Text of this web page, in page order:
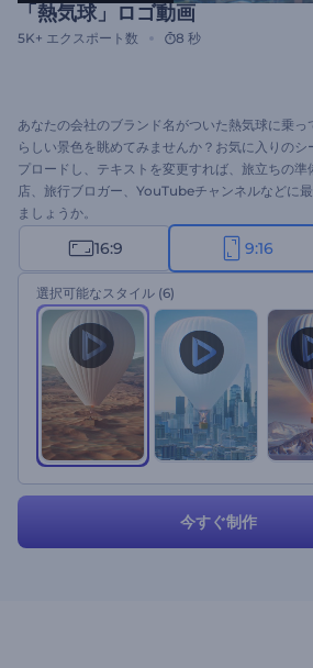
「熱気球」ロゴ動画
5K+ エクスポート数 8 秒
あなたの会社のブランド名がついた熱気球に乗
らしい景色を眺めてみませんか？お気に入りのシ
プロードし、テキストを変更すれば、旅立ちの準
店、旅行ブロガー、YouTubeチャンネルなどに
ましょうか。
16:9 9:16
選択可能なスタイル (6)
今すぐ制作